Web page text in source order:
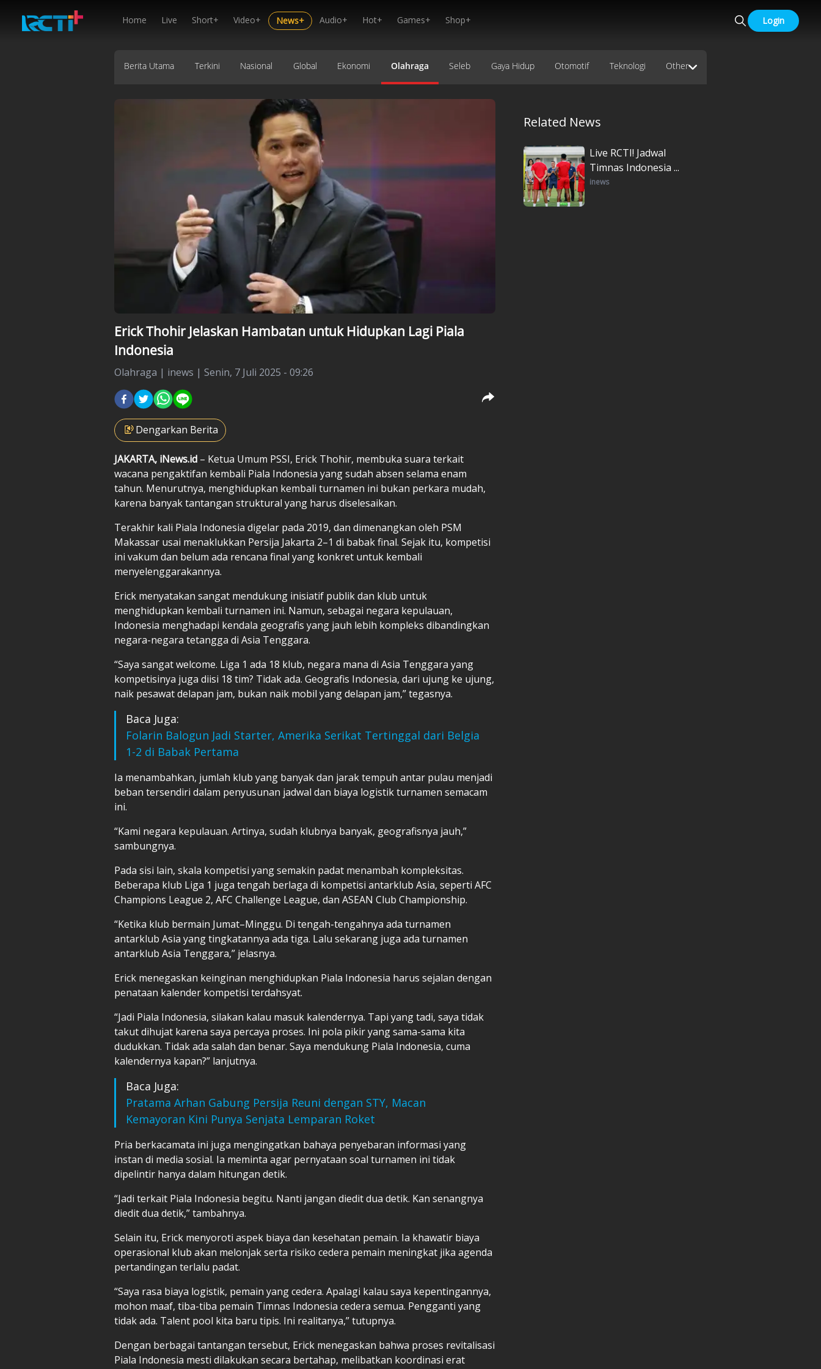
Home Live Short+ Video+ News+ Audio+ Hot+ Games+ Shop+ Login
Berita Utama Terkini Nasional Global Ekonomi Olahraga Seleb Gaya Hidup Otomotif Teknologi Other
Erick Thohir Jelaskan Hambatan untuk Hidupkan Lagi Piala
Indonesia
Olahraga | inews | Senin, 7 Juli 2025 - 09:26
Dengarkan Berita
JAKARTA, iNews.id – Ketua Umum PSSI, Erick Thohir, membuka suara terkait
wacana pengaktifan kembali Piala Indonesia yang sudah absen selama enam
tahun. Menurutnya, menghidupkan kembali turnamen ini bukan perkara mudah,
karena banyak tantangan struktural yang harus diselesaikan.
Terakhir kali Piala Indonesia digelar pada 2019, dan dimenangkan oleh PSM
Makassar usai menaklukkan Persija Jakarta 2–1 di babak final. Sejak itu, kompetisi
ini vakum dan belum ada rencana final yang konkret untuk kembali
menyelenggarakannya.
Erick menyatakan sangat mendukung inisiatif publik dan klub untuk
menghidupkan kembali turnamen ini. Namun, sebagai negara kepulauan,
Indonesia menghadapi kendala geografis yang jauh lebih kompleks dibandingkan
negara-negara tetangga di Asia Tenggara.
“Saya sangat welcome. Liga 1 ada 18 klub, negara mana di Asia Tenggara yang
kompetisinya juga diisi 18 tim? Tidak ada. Geografis Indonesia, dari ujung ke ujung,
naik pesawat delapan jam, bukan naik mobil yang delapan jam,” tegasnya.
Baca Juga:
Folarin Balogun Jadi Starter, Amerika Serikat Tertinggal dari Belgia
1-2 di Babak Pertama
Ia menambahkan, jumlah klub yang banyak dan jarak tempuh antar pulau menjadi
beban tersendiri dalam penyusunan jadwal dan biaya logistik turnamen semacam
ini.
“Kami negara kepulauan. Artinya, sudah klubnya banyak, geografisnya jauh,”
sambungnya.
Pada sisi lain, skala kompetisi yang semakin padat menambah kompleksitas.
Beberapa klub Liga 1 juga tengah berlaga di kompetisi antarklub Asia, seperti AFC
Champions League 2, AFC Challenge League, dan ASEAN Club Championship.
“Ketika klub bermain Jumat–Minggu. Di tengah-tengahnya ada turnamen
antarklub Asia yang tingkatannya ada tiga. Lalu sekarang juga ada turnamen
antarklub Asia Tenggara,” jelasnya.
Erick menegaskan keinginan menghidupkan Piala Indonesia harus sejalan dengan
penataan kalender kompetisi terdahsyat.
“Jadi Piala Indonesia, silakan kalau masuk kalendernya. Tapi yang tadi, saya tidak
takut dihujat karena saya percaya proses. Ini pola pikir yang sama-sama kita
dudukkan. Tidak ada salah dan benar. Saya mendukung Piala Indonesia, cuma
kalendernya kapan?” lanjutnya.
Baca Juga:
Pratama Arhan Gabung Persija Reuni dengan STY, Macan
Kemayoran Kini Punya Senjata Lemparan Roket
Pria berkacamata ini juga mengingatkan bahaya penyebaran informasi yang
instan di media sosial. Ia meminta agar pernyataan soal turnamen ini tidak
dipelintir hanya dalam hitungan detik.
“Jadi terkait Piala Indonesia begitu. Nanti jangan diedit dua detik. Kan senangnya
diedit dua detik,” tambahnya.
Selain itu, Erick menyoroti aspek biaya dan kesehatan pemain. Ia khawatir biaya
operasional klub akan melonjak serta risiko cedera pemain meningkat jika agenda
pertandingan terlalu padat.
“Saya rasa biaya logistik, pemain yang cedera. Apalagi kalau saya kepentingannya,
mohon maaf, tiba-tiba pemain Timnas Indonesia cedera semua. Pengganti yang
tidak ada. Talent pool kita baru tipis. Ini realitanya,” tutupnya.
Dengan berbagai tantangan tersebut, Erick menegaskan bahwa proses revitalisasi
Piala Indonesia mesti dilakukan secara bertahap, melibatkan koordinasi erat
Related News
Live RCTI! Jadwal
Timnas Indonesia ...
inews